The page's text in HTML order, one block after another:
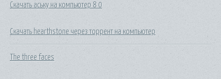
Скачать аську на компьютер 8 0
Скачать hearthstone через торрент на компьютер
The three faces